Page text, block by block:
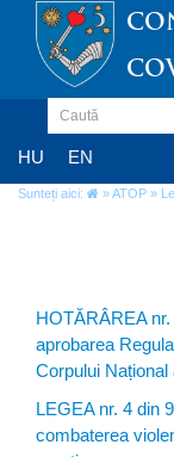
HU EN
Sunteți aici: »ATOP »
HOTĂRÂREA
aprobarea
Corpului Național
LEGEA nr. 4 din
combaterea